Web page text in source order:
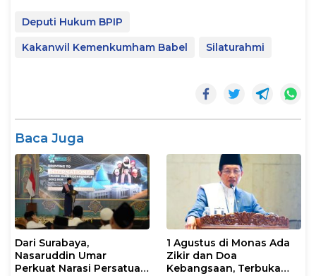
Deputi Hukum BPIP
Kakanwil Kemenkumham Babel
Silaturahmi
Baca Juga
Dari Surabaya,
Nasaruddin Umar
Perkuat Narasi Persatuan
1 Agustus di Monas Ada
Zikir dan Doa
Kebangsaan, Terbuka